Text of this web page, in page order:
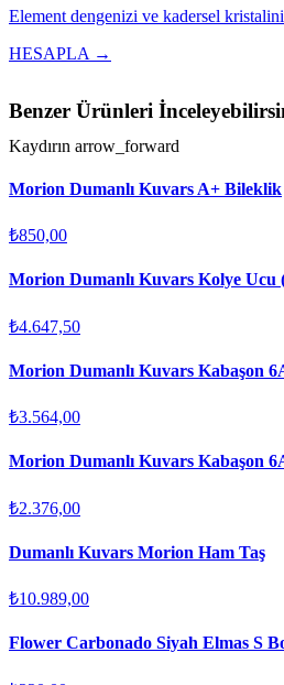
Element dengenizi ve kadersel
HESAPLA →
Benzer Ürünleri
Kaydırın arrow_forward
Morion Dumanlı Kuvars A+ Bileklik
₺850,00
Morion Dumanlı Kuvars Kolye Ucu
₺4.647,50
Morion Dumanlı Kuvars Kabaşon
₺3.564,00
Morion Dumanlı Kuvars Kabaşon
₺2.376,00
Dumanlı Kuvars Morion Ham Taş
₺10.989,00
Flower Carbonado Siyah Elmas S